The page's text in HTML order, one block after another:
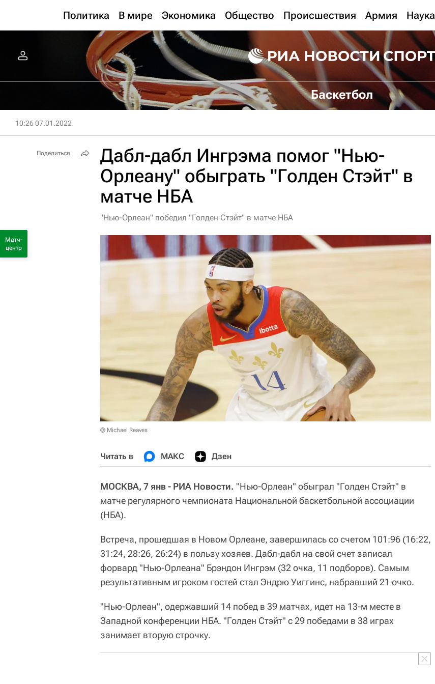
Политика В мире Экономика Общество Происшествия Армия Наука
Баскетбол
10:26 07.01.2022
Дабл-дабл Ингрэма помог "Нью-
Орлеану" обыграть "Голден Стэйт" в
матче НБА
"Нью-Орлеан" победил "Голден Стэйт" в матче НБА
© Michael Reaves
Читать в МАКС Дзен
МОСКВА, 7 янв - РИА Новости. "Нью-Орлеан" обыграл "Голден Стэйт" в
матче регулярного чемпионата Национальной баскетбольной ассоциации
(НБА).
Встреча, прошедшая в Новом Орлеане, завершилась со счетом 101:96 (16:22,
31:24, 28:26, 26:24) в пользу хозяев. Дабл-дабл на свой счет записал
форвард "Нью-Орлеана" Брэндон Ингрэм (32 очка, 11 подборов). Самым
результативным игроком гостей стал Эндрю Уиггинс, набравший 21 очко.
"Нью-Орлеан", одержавший 14 побед в 39 матчах, идет на 13-м месте в
Западной конференции НБА. "Голден Стэйт" с 29 победами в 38 играх
занимает вторую строчку.
Поделиться
Матч-
центр